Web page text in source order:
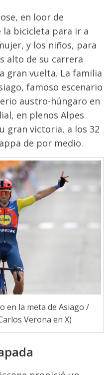
en loor de
la bicicleta para ir a
y los niños, para
alto de su carrera
gran vuelta. La familia
famoso escenario
austro-húngaro en
en plenos Alpes
gran victoria, a los 32
de por medio.
en la meta de Asiago /
Verona en X)